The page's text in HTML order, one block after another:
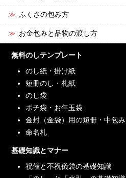
ふくさの包み方
お金包みと品物の渡し方
無料のしテンプレート
のし紙・掛け紙
短冊のし・札紙
のし袋
ポチ袋・お年玉袋
金封（金袋）用の短冊・中包み
命名札
基礎知識とマナー
祝儀と不祝儀袋の基礎知識